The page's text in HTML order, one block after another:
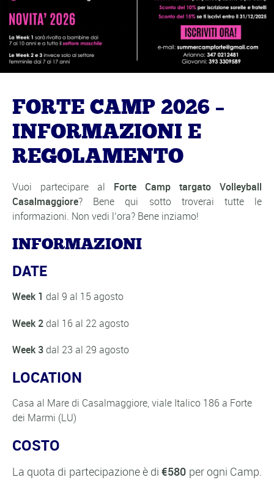
FORTE CAMP 2026 –
INFORMAZIONI E
REGOLAMENTO
Vuoi partecipare al Forte Camp targato Volleyball
Casalmaggiore? Bene qui sotto troverai tutte le
informazioni. Non vedi l’ora? Bene inziamo!
INFORMAZIONI
DATE
Week 1 dal 9 al 15 agosto
Week 2 dal 16 al 22 agosto
Week 3 dal 23 al 29 agosto
LOCATION
Casa al Mare di Casalmaggiore, viale Italico 186 a Forte
dei Marmi (LU)
COSTO
La quota di partecipazione è di€580 per ogni Camp.